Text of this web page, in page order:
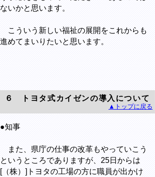
ないかと思います。
こういう新しい福祉の展開をこれからも
進めてまいりたいと思います。
６ トヨタ式カイゼンの導入について
▲トップに戻る
●知事
また、県庁の仕事の改革もやっていこう
というところでありますが、25日からは
[（株）]トヨタの工場の方に職員が出かけ